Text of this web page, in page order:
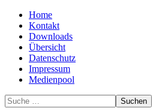
Home
Kontakt
Downloads
Übersicht
Datenschutz
Impressum
Medienpool
Suchen